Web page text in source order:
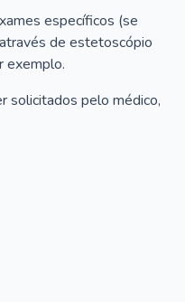
específicos (se
de estetoscópio
exemplo.
solicitados pelo médico,